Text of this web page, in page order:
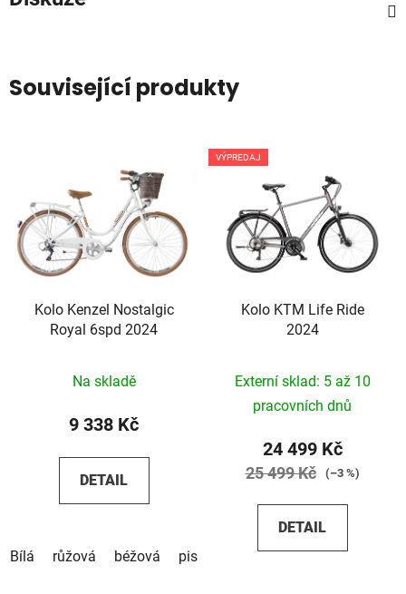
Související produkty
Kolo Kenzel Nostalgic
Royal 6spd 2024
Na skladě
9 338 Kč
DETAIL
Bílá růžová béžová pistáciová
VÝPREDAJ
Kolo KTM Life Ride
2024
Externí sklad: 5 až 10
pracovních dnů
24 499 Kč
25 499 Kč (–3 %)
DETAIL